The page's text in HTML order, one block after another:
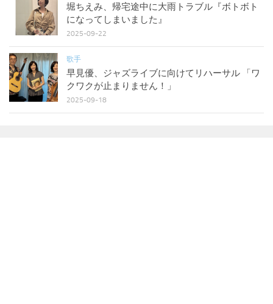
堀ちえみ、帰宅途中に大雨トラブル『ボトボト
になってしまいました』
2025-09-22
歌手
早見優、ジャズライブに向けてリハーサル 「ワ
クワクが止まりません！」
2025-09-18